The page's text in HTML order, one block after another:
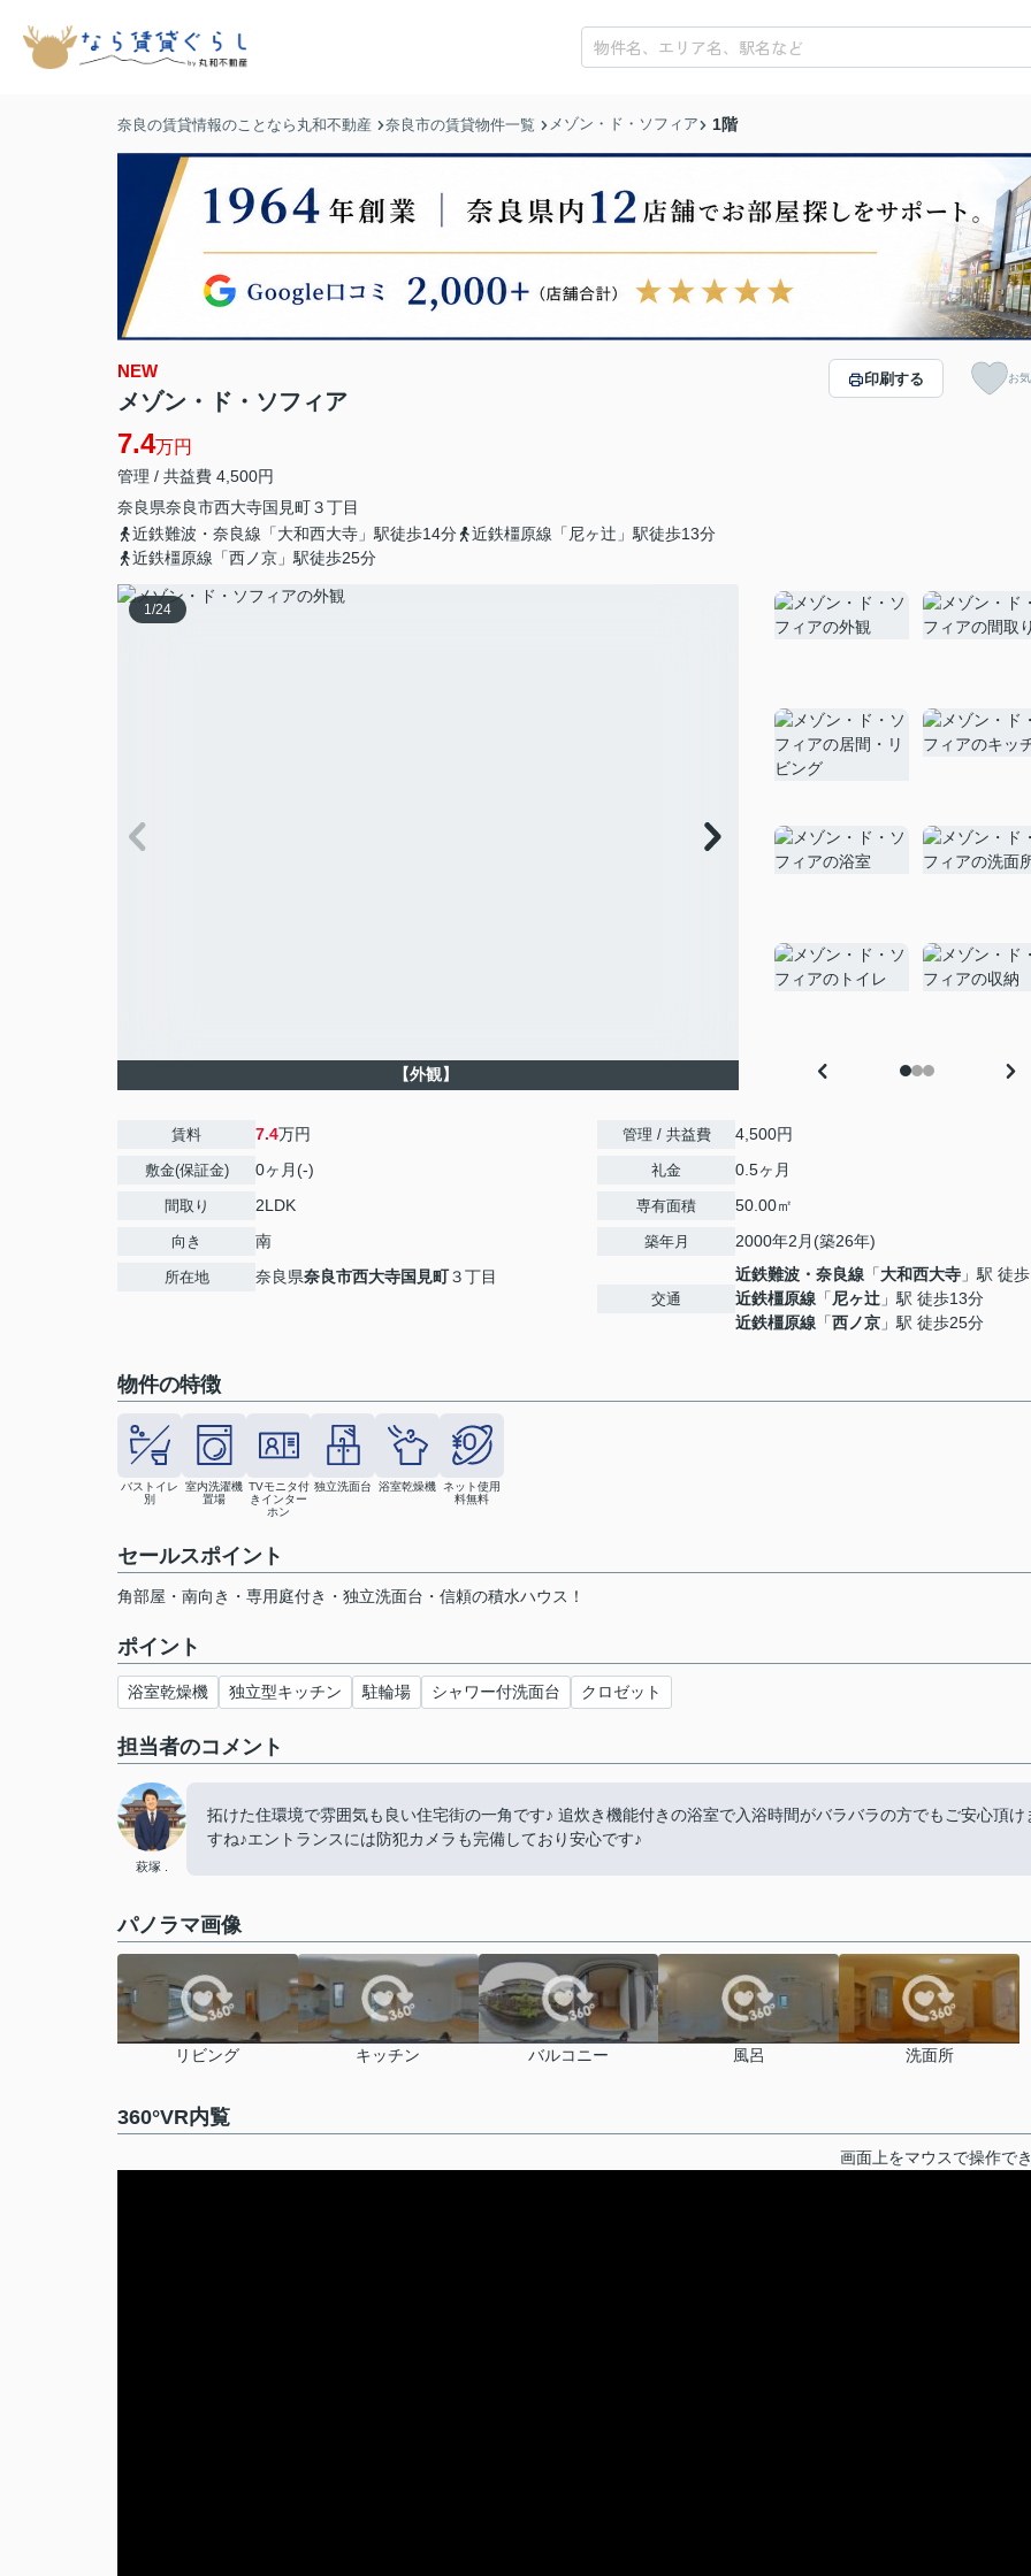
奈良の賃貸情報のことなら丸和不動産 奈良市の賃貸物件一覧 メゾン・ド・ソフィア 1階
NEW
メゾン・ド・ソフィア
7.4万円
管理 / 共益費 4,500円
奈良県奈良市西大寺国見町３丁目
近鉄難波・奈良線「大和西大寺」駅徒歩14分
近鉄橿原線「尼ヶ辻」駅徒歩13分
近鉄橿原線「西ノ京」駅徒歩25分
印刷する お
1 /24
【外観】
賃料 7.4万円
敷金(保証金) 0ヶ月(-)
間取り 2LDK
向き 南
所在地 奈良県奈良市西大寺国見町３丁目
管理 / 共益費 4,500円
礼金 0.5ヶ月
専有面積 50.00㎡
築年月 2000年2月(築26年)
交通
近鉄難波・奈良線 「大和西大寺 」駅 徒
近鉄橿原線 「 尼ヶ辻 」駅 徒歩13分
近鉄橿原線 「西ノ京 」駅 徒歩25分
物件の特徴
バストイレ
別
室内洗濯機
置場
TVモニタ付
きインター
ホン
独立洗面台 浴室乾燥機 ネット使用
料無料
セールスポイント
角部屋・南向き・専用庭付き・独立洗面台・信頼の積水ハウス！
ポイント
浴室乾燥機 独立型キッチン 駐輪場 シャワー付洗面台 クロゼット
担当者のコメント
萩塚 .
拓けた住環境で雰囲気も良い住宅街の一角です♪ 追炊き機能付きの浴室で入浴時間がバラバラの方でもご安心頂け
すね♪エントランスには防犯カメラも完備しており安心です♪
パノラマ画像
リビング キッチン バルコニー 風呂 洗面所
360°VR内覧
画面上をマウスで操作で